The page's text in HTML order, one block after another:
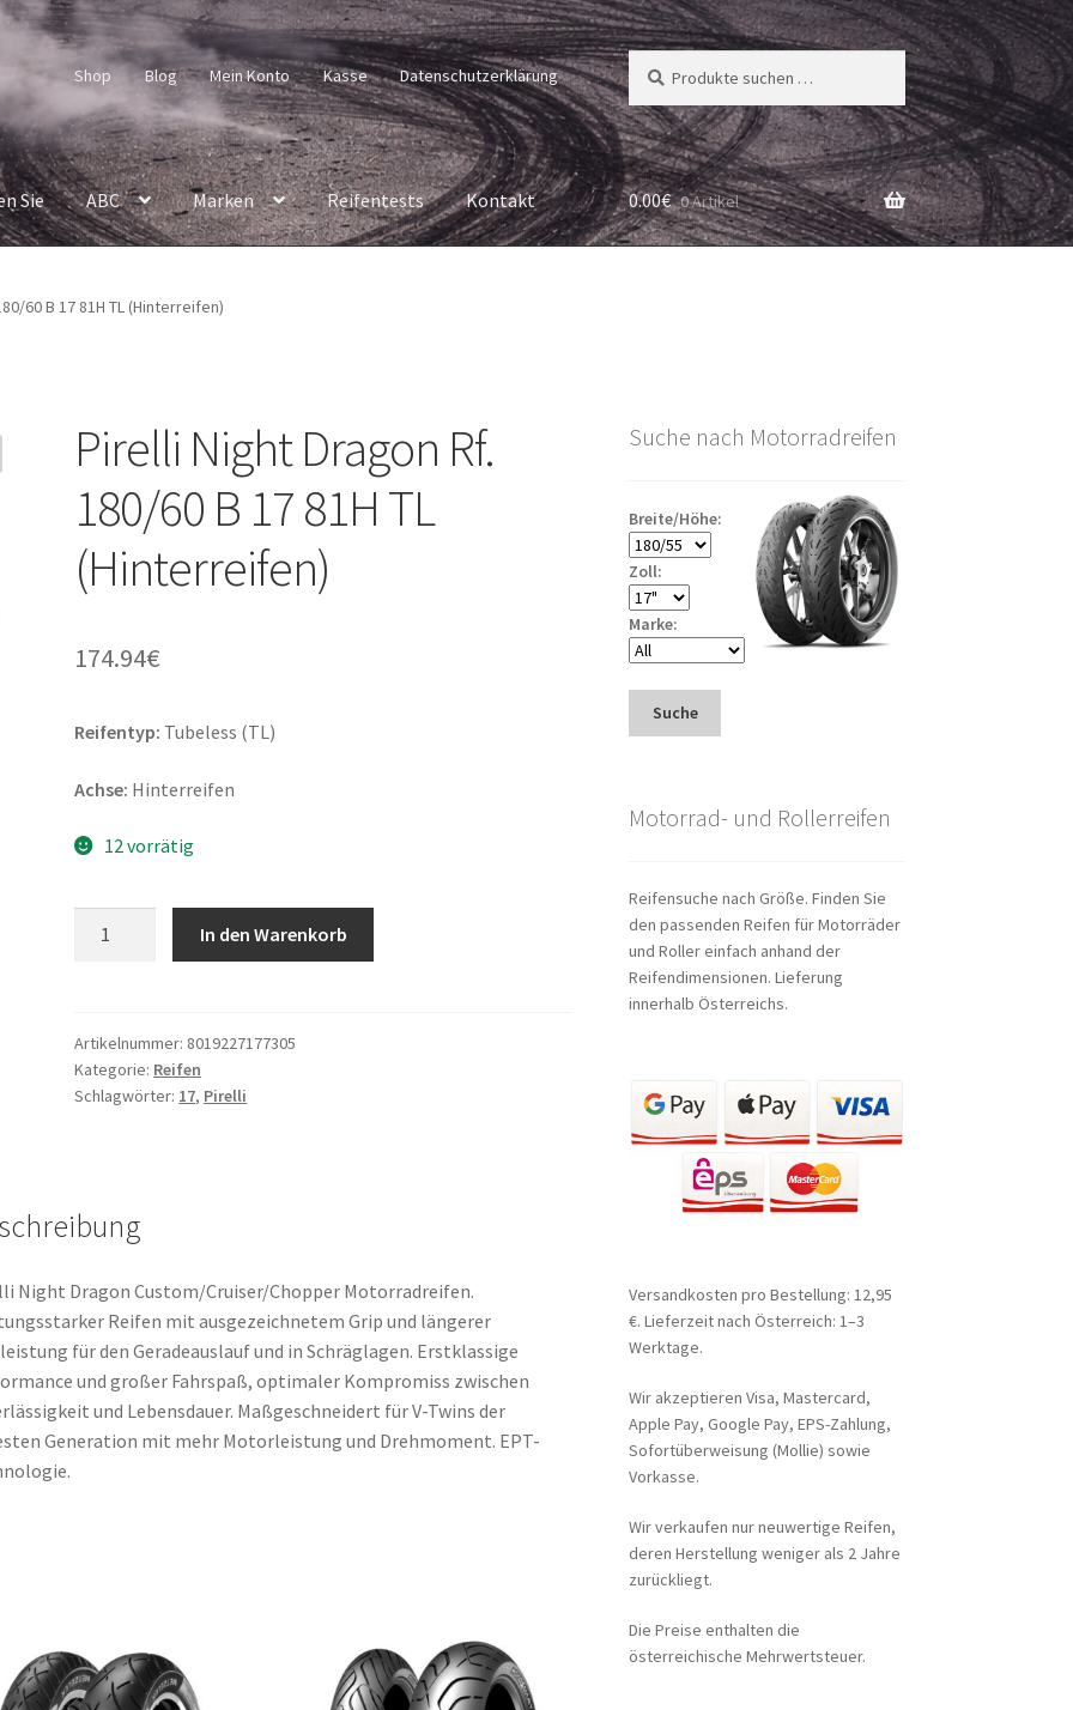
Shop Blog Mein Konto Kasse Datenschutzerklärung
Suchen
nach:
Suchen
Sie ABC Marken Reifentests Kontakt 0.00€ 0 Artikel
60 B 17 81H TL (Hinterreifen)
Pirelli Night Dragon Rf.
180/60 B 17 81H TL
(Hinterreifen)
174.94€
Reifentyp: Tubeless (TL)
Achse: Hinterreifen
12 vorrätig
180/60
B
17
Menge
In den Warenkorb
Artikelnummer: 8019227177305
Kategorie: Reifen
Schlagwörter: 17, Pirelli
Night Dragon Custom/Cruiser/Chopper Motorradreifen.
Reifen mit ausgezeichnetem Grip und längerer
für den Geradeauslauf und in Schräglagen. Erstklassige
und großer Fahrspaß, optimaler Kompromiss zwischen
und Lebensdauer. Maßgeschneidert für V-Twins der
Generation mit mehr Motorleistung und Drehmoment. EPT-
Suche nach Motorradreifen
Breite/Höhe:
Zoll:
Marke:
Suche
Motorrad- und Rollerreifen
Reifensuche nach Größe. Finden Sie
den passenden Reifen für Motorräder
und Roller einfach anhand der
Reifendimensionen. Lieferung
innerhalb Österreichs.
Versandkosten pro Bestellung: 12,95
€. Lieferzeit nach Österreich: 1–3
Werktage.
Wir akzeptieren Visa, Mastercard,
Apple Pay, Google Pay, EPS-Zahlung,
Sofortüberweisung (Mollie) sowie
Vorkasse.
Wir verkaufen nur neuwertige Reifen,
deren Herstellung weniger als 2 Jahre
zurückliegt.
Die Preise enthalten die
österreichische Mehrwertsteuer.